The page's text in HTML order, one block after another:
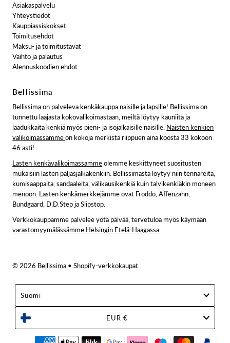
Asiakaspalvelu
Yhteystiedot
Kauppiassiskokset
Toimitusehdot
Maksu- ja toimitustavat
Vaihto ja palautus
Alennuskoodien ehdot
Bellissima
Bellissima on palveleva kenkäkauppa naisille ja lapsille! Bellissima on
tunnettu laajasta kokovalikoimastaan, meiltä löytyy kauniita ja
laadukkaita kenkiä myös pieni- ja isojalkaisille naisille. Naisten kenkien
valikoimassammeon kokoja merkistä riippuen aina koosta 33 kokoon
46 asti!
Lasten kenkävalikoimassammeolemme keskittyneet suositusten
mukaisiin lasten paljasjalkakenkiin. Bellissimasta löytyy niin tennareita,
kumisaappaita, sandaaleita, välikausikenkiä kuin talvikenkiäkin moneen
menoon. Lasten kenkämerkkejämme ovat Froddo, Affenzahn,
Bundgaard, D.D.Step ja Slipstop.
Verkkokauppamme palvelee yötä päivää, tervetuloa myös käymään
varastomyymälässämme Helsingin Etelä-Haagassa
© 2026 Bellissima • Shopify-verkkokaupat
Suomi
EUR €